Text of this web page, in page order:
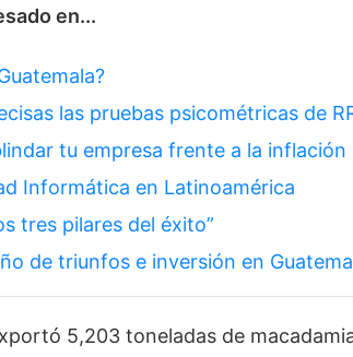
en...
las pruebas psicométricas de
tu empresa frente a la inflación
Informática en Latinoamérica
tres pilares del éxito”
de triunfos e inversión en
5,203 toneladas de